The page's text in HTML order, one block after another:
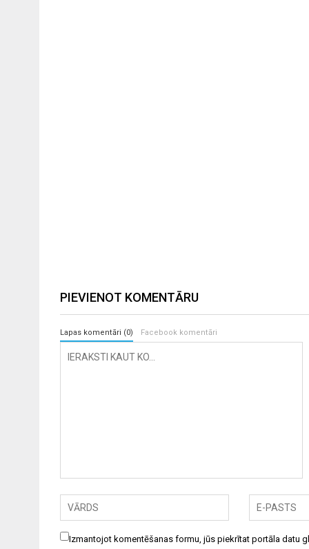
PIEVIENOT KOMENTĀRU
Lapas komentāri (0) Facebook komentāri
Izmantojot komentēšanas formu, jūs piekrītat portāla datu